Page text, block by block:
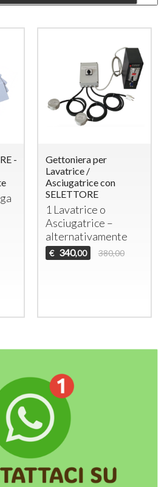
-
Gettoniera per
Lavatrice /
Asciugatrice con
SELETTORE
1 Lavatrice o
Asciugatrice –
alternativamente
€ 340,00 380,00